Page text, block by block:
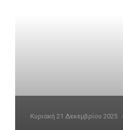
Κυριακή 21 Δεκεμβρίου 2025